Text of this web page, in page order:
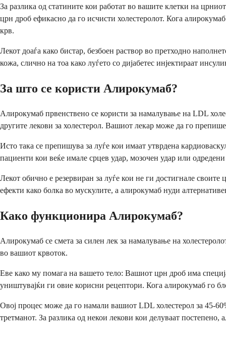
За разлика од статините кои работат во вашите клетки на
црн дроб ефикасно да го исчисти холестеролот. Кога
крв.
Лекот доаѓа како бистар, безбоен раствор во претходно
кожа, слично на тоа како луѓето со дијабетес инјектираат
За што се користи Алирокумаб?
Алирокумаб првенствено се користи за намалување на LDL
другите лекови за холестерол. Вашиот лекар може да го
Исто така се препишува за луѓе кои имаат утврдена
пациенти кои веќе имале срцев удар, мозочен удар или
Лекот обично е резервиран за луѓе кои не ги достигнале
ефекти како болка во мускулите, а алирокумаб нуди
Како функционира Алирокумаб?
Алирокумаб се смета за силен лек за намалување на
во вашиот крвоток.
Еве како му помага на вашето тело: Вашиот црн дроб има
уништувајќи ги овие корисни рецептори. Кога алирокумаб го
Овој процес може да го намали вашиот LDL холестерол за 45-
третманот. За разлика од некои лекови кои делуваат